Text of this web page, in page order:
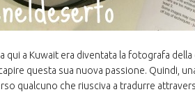
qui a Kuwait era diventata la fotografa
questa sua nuova passione. Quindi,
qualcuno che riusciva a tradurre